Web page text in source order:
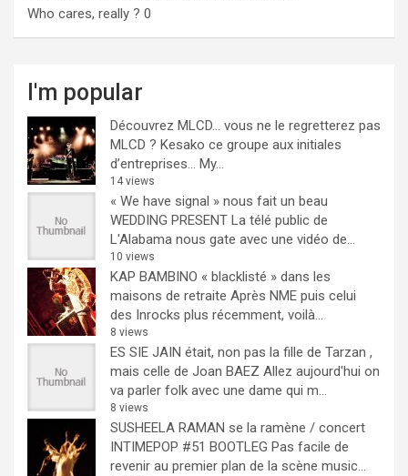
Who cares, really ? 0
I'm popular
Découvrez MLCD… vous ne le regretterez pas
MLCD ? Kesako ce groupe aux initiales
d’entreprises… My...
14 views
« We have signal » nous fait un beau
WEDDING PRESENT La télé public de
L'Alabama nous gate avec une vidéo de...
10 views
KAP BAMBINO « blacklisté » dans les
maisons de retraite Après NME puis celui
des Inrocks plus récemment, voilà...
8 views
ES SIE JAIN était, non pas la fille de Tarzan ,
mais celle de Joan BAEZ Allez aujourd'hui on
va parler folk avec une dame qui m...
8 views
SUSHEELA RAMAN se la ramène / concert
INTIMEPOP #51 BOOTLEG Pas facile de
revenir au premier plan de la scène music...